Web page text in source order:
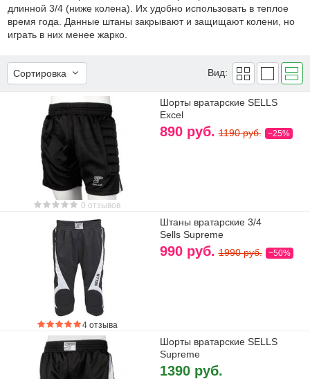
длинной 3/4 (ниже колена). Их удобно использовать в теплое
время года. Данные штаны закрывают и защищают колени, но
играть в них менее жарко.
Сортировка Вид:
0 отзывов
Шорты вратарские SELLS
Excel
890 руб. 1190 руб. −25%
4 отзыва
Штаны вратарские 3/4
Sells Supreme
990 руб. 1990 руб. −50%
Шорты вратарские SELLS
Supreme
1390 руб.